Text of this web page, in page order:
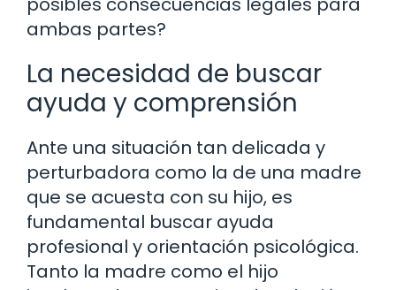
ambas partes?
La necesidad de buscar
ayuda y comprensión
Ante una situación tan delicada y
perturbadora como la de una madre
que se acuesta con su hijo, es
fundamental buscar ayuda
profesional y orientación psicológica.
Tanto la madre como el hijo